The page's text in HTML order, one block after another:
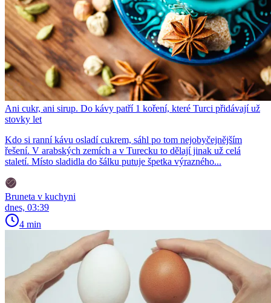
Ani cukr, ani sirup. Do kávy patří 1 koření, které Turci přidávají už
stovky let
Kdo si ranní kávu osladí cukrem, sáhl po tom nejobyčejnějším
řešení. V arabských zemích a v Turecku to dělají jinak už celá
staletí. Místo sladidla do šálku putuje špetka výrazného...
Bruneta v kuchyni
dnes, 03:39
4 min